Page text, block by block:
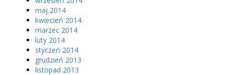
maj 2014
kwiecień 2014
marzec 2014
luty 2014
styczeń 2014
grudzień 2013
listopad 2013